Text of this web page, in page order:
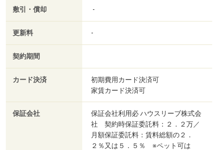
敷引・償却 -
更新料 -
契約期間
カード決済
初期費用カード決済可
家賃カード決済可
保証会社
保証会社利用必 ハウスリーブ株式会
社 契約時保証委託料：２．２万／
月額保証委託料：賃料総額の２．
２％又は５．５％ ※ペット可は